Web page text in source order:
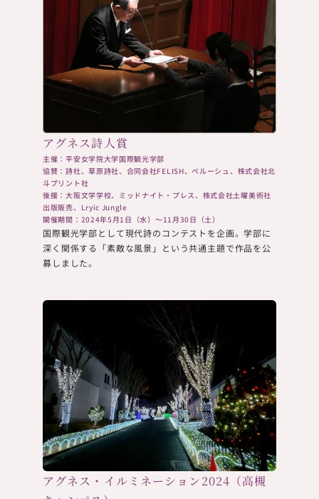
アグネス詩人賞
主催：平安女学院大学国際観光学部
協賛：詩杜、草原詩社、合同会社FELISH、ペルーシュ、株式会社北
斗プリント社
後援：大阪文学学校、ミッドナイト・プレス、株式会社土曜美術社
出版販売、Lryic Jungle
開催期間：2024年5月1日（水）～11月30日（土）
国際観光学部として現代詩のコンテストを企画。学部に
深く関係する「素敵な風景」という共通主題で作品を公
募しました。
アグネス・イルミネーション2024（高槻